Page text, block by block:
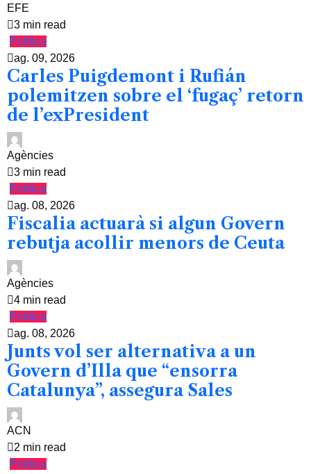
EFE
3 min read
Política
ag. 09, 2026
Carles Puigdemont i Rufián
polemitzen sobre el ‘fugaç’ retorn
de l’exPresident
Agències
3 min read
Política
ag. 08, 2026
Fiscalia actuarà si algun Govern
rebutja acollir menors de Ceuta
Agències
4 min read
Política
ag. 08, 2026
Junts vol ser alternativa a un
Govern d’Illa que “ensorra
Catalunya”, assegura Sales
ACN
2 min read
Política